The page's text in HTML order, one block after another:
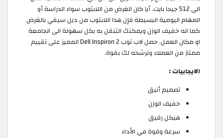
الى 512 جيجا بايت. أيا كان الغرض من اللابتوب سواء الدراسة أو
المهام اليومية البسيطة فإن هذا اللابتوب من ديل سيفي بالغرض
كما انه خفيف الوزن ويمكنك التنقل به بكل سهولة الى الجامعة
او مكان العمل. حصل لاب توب Dell Inspiron 2 المميز على تقييم
ممتاز من العملاء ونرشحه لك بقوة.
الايجابيات :
تصميم أنيق
خفيف الوزن
هيكل رقيق
سرعة وقوة في الأداء